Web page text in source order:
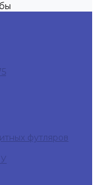
футляров